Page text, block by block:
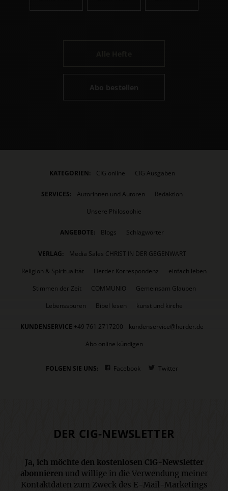
Abo bestellen
KATEGORIEN: CIG online CIG Ausgaben
SERVICES: Autorinnen und Autoren
Redaktion
Unsere Philosophie
ANGEBOTE: Blogs Schlagwörter
VERLAG:
Media Sales CHRIST IN DER GEGENWART
Religion & Spiritualität
Herder Korrespondenz
einfach leben
Stimmen der Zeit
COMMUNIO
Gemeinsam Glauben
Lebensspuren
Bibel lesen kunst und kirche
KUNDENSERVICE +49 761 2717200
kundenservice@herder.de
Abo online kündigen
FOLGEN SIE UNS: Facebook Twitter
DER CIG-NEWSLETTER
Ja, ich möchte den kostenlosen CiG-Newsletter
abonnierenund willige in die Verwendung meiner
Kontaktdaten zum Zweck des E-Mail-Marketings